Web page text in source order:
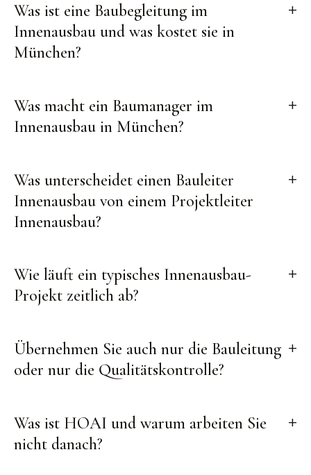
Was ist eine Baubegleitung im
Innenausbau und was kostet sie in
München?
Was macht ein Baumanager im
Innenausbau in München?
Was unterscheidet einen Bauleiter
Innenausbau von einem Projektleiter
Innenausbau?
Wie läuft ein typisches Innenausbau-
Projekt zeitlich ab?
Übernehmen Sie auch nur die Bauleitung
oder nur die Qualitätskontrolle?
Was ist HOAI und warum arbeiten Sie
nicht danach?